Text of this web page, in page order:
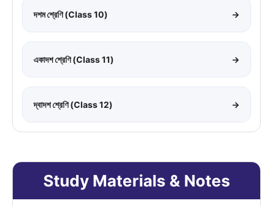
দশম শ্রেণি (Class 10) →
একাদশ শ্রেণি (Class 11) →
দ্বাদশ শ্রেণি (Class 12) →
Study Materials & Notes